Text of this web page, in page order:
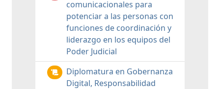
comunicacionales para
potenciar a las personas con
funciones de coordinación y
liderazgo en los equipos del
Poder Judicial
Diplomatura en Gobernanza
Digital, Responsabilidad